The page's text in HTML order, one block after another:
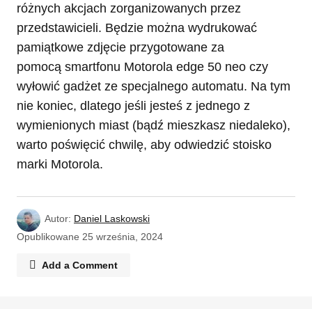
różnych akcjach zorganizowanych przez
przedstawicieli. Będzie można wydrukować
pamiątkowe zdjęcie przygotowane za
pomocą smartfonu Motorola edge 50 neo czy
wyłowić gadżet ze specjalnego automatu. Na tym
nie koniec, dlatego jeśli jesteś z jednego z
wymienionych miast (bądź mieszkasz niedaleko),
warto poświęcić chwilę, aby odwiedzić stoisko
marki Motorola.
Autor: Daniel Laskowski
Opublikowane 25 września, 2024
Add a Comment